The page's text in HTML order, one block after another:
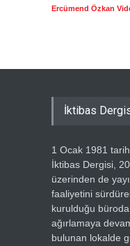
Ercümend Özkan
İktibas
1 Ocak 1981
İktibas Dergisi,
üzerinden de
faaliyetini
kurulduğu büroda
ağırlamaya
bulunan lokalde